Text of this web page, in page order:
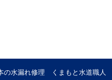
の水漏れ修理 くまもと水道職人